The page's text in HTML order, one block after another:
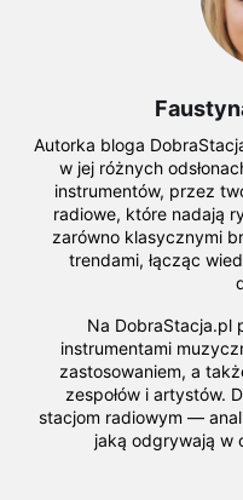
Autorka bloga
w jej różnych
instrumentów, przez
radiowe, które nadają
zarówno klasycznymi
trendami, łącząc
Na DobraStacja.pl
instrumentami
zastosowaniem, a
zespołów i artystów.
stacjom radiowym —
jaką odgrywają w